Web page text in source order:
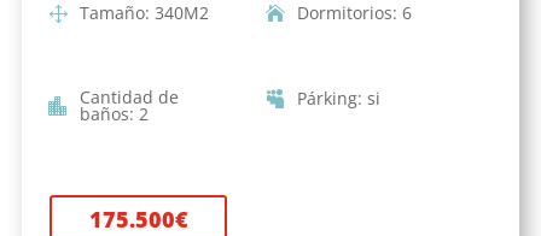
Tamaño: 340M2 Dormitorios: 6
Cantidad de
baños: 2
Párking: si
175.500€